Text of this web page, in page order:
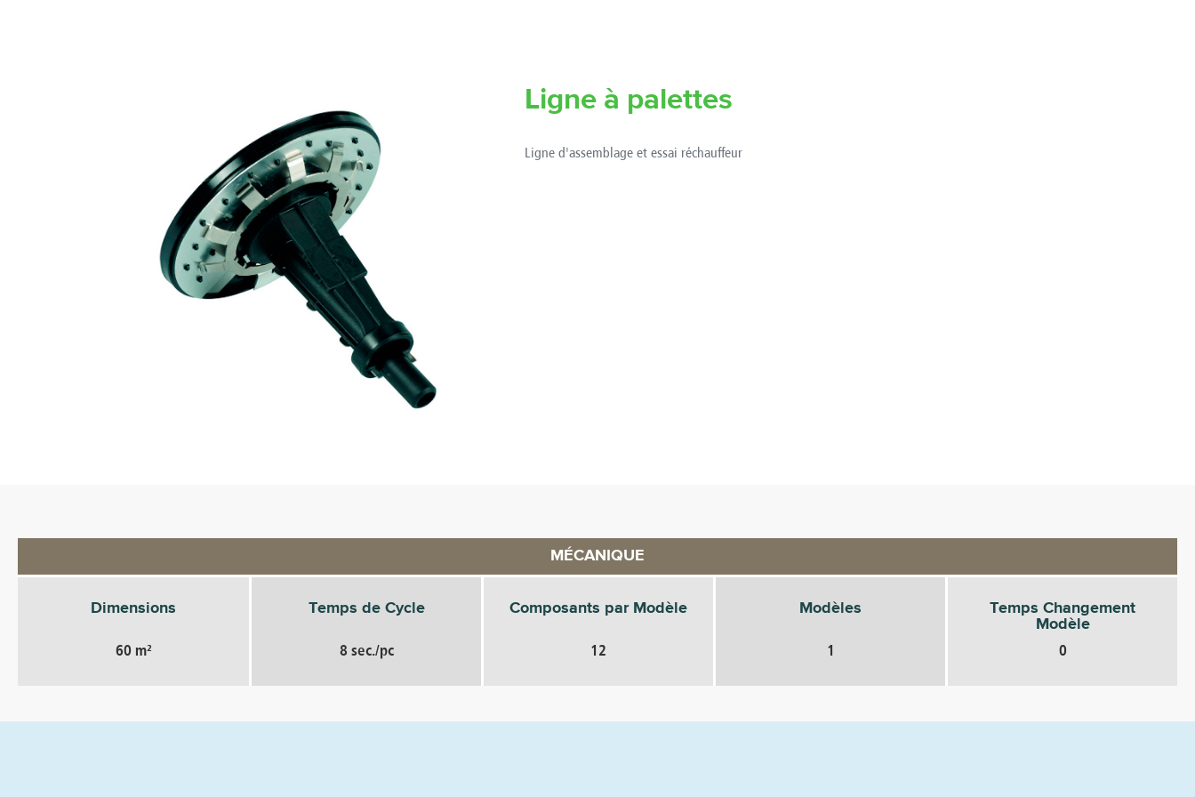
Ligne à palettes
Ligne d'assemblage et essai réchauffeur
MÉCANIQUE
Dimensions
60 m²
Temps de Cycle
8 sec./pc
Composants par Modèle
12
Modèles
1
Temps Changement
Modèle
0